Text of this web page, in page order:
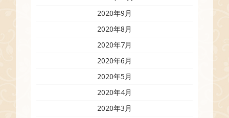
2020年9月
2020年8月
2020年7月
2020年6月
2020年5月
2020年4月
2020年3月